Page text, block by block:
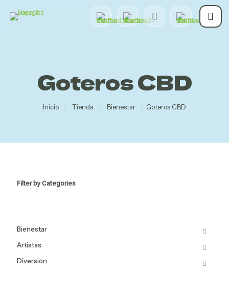
Goteros CBD
Inicio / Tienda / Bienestar / Goteros CBD
Filter by Categories
Bienestar
Artistas
Diversion